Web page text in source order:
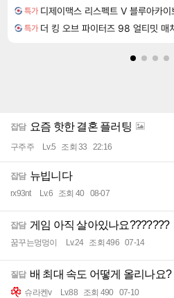
특가
특가
잡담 요즘 핫한 결혼 플러팅
구주주 Lv.5 조회 33 22:16
잡담 뉴빕니다
rx93nt Lv.6 조회 40 08-07
잡담 게임 아직 살아있나요???????
꿈꾸는멍멍이 Lv.24 조회 496 07-14
질답 배 최대 속도 어떻게 올리나요?
슈라켄v Lv.88 조회 490 07-10